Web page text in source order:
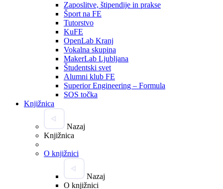
Zaposlitve, štipendije in prakse
Šport na FE
Tutorstvo
KuFE
OpenLab Kranj
Vokalna skupina
MakerLab Ljubljana
Študentski svet
Alumni klub FE
Superior Engineering – Formula
SOS točka
Knjižnica
Nazaj
Knjižnica
O knjižnici
Nazaj
O knjižnici